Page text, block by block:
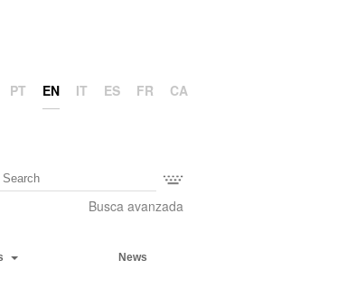
PT EN IT ES FR CA
Busca avanzada
News